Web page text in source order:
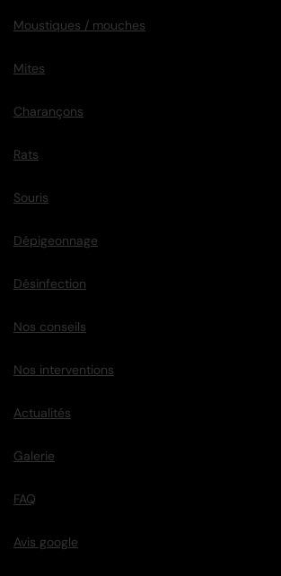
Moustiques / mouches
Mites
Charançons
Rats
Souris
Dépigeonnage
Désinfection
Nos conseils
Nos interventions
Actualités
Galerie
FAQ
Avis google